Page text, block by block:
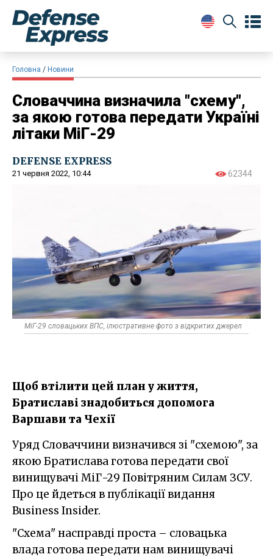
Головна Новини
Словаччина визначила "схему",
за якою готова передати Україні
літаки МіГ-29
DEFENSE EXPRESS
21 червня 2022, 10:44 62344
МіГ-29 словацьких ВПС, ілюстративне фото з відкритих джерел
Щоб втілити цей план у життя,
Братиславі знадобиться допомога
Варшави та Чехії
Уряд Словаччини визначився зі "схемою", за
якою Братислава готова передати свої
винищувачі МіГ-29 Повітряним Силам ЗСУ.
Про це йдеться в публікації видання
Business Insider.
"Схема" насправді проста – словацька
влада готова передати нам винищувачі